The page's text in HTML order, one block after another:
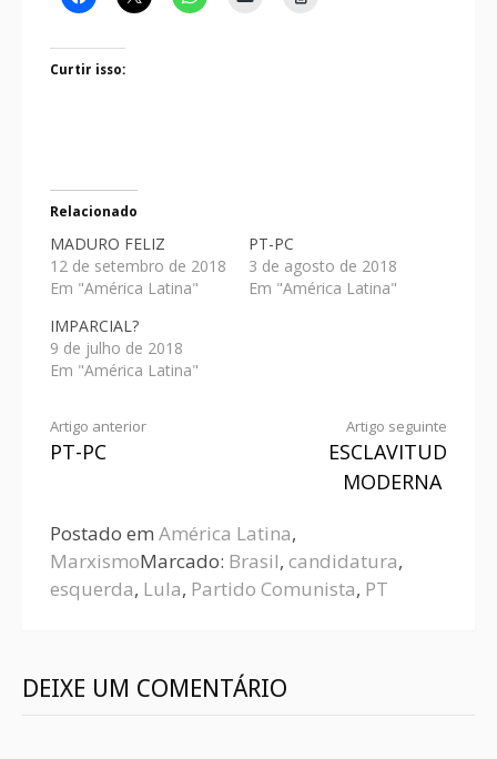
Curtir isso:
Relacionado
MADURO FELIZ
12 de setembro de 2018
Em "América Latina"
PT-PC
3 de agosto de 2018
Em "América Latina"
IMPARCIAL?
9 de julho de 2018
Em "América Latina"
Artigo anterior
PT-PC
Artigo seguinte
ESCLAVITUD
MODERNA
Postado em América Latina,
MarxismoMarcado: Brasil, candidatura,
esquerda, Lula, Partido Comunista, PT
DEIXE UM COMENTÁRIO